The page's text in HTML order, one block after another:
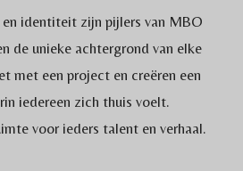
identiteit zijn pijlers van MBO
de unieke achtergrond van elke
met een project en creëren een
iedereen zich thuis voelt.
voor ieders talent en verhaal.